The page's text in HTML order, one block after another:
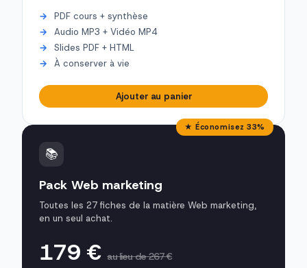
PDF cours + synthèse
Audio MP3 + Vidéo MP4
Slides PDF + HTML
À conserver à vie
Ajouter au panier
★ Économisez 33%
📚
Pack Web marketing
Toutes les 27 fiches de la matière Web marketing,
en un seul achat.
179 €au lieu de 267 €